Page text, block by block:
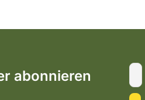
abonnieren